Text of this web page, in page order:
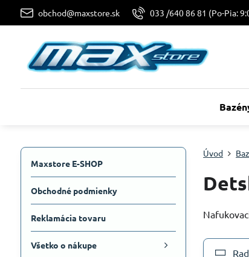
obchod@maxstore.sk 033 /640 86 81 (Po-Pia:
Úvod
Maxstore E-SHOP
Obchodné podmienky
Reklamácia tovaru
Všetko o nákupe